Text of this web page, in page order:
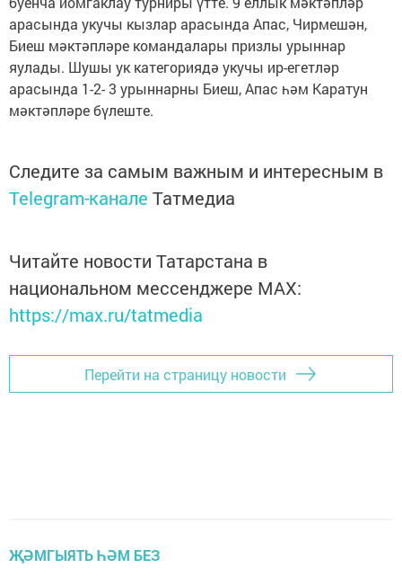
арасында укучы кызлар арасында Апас, Чирмешән,
Биеш мәктәпләре командалары призлы урыннар
яулады. Шушы ук категориядә укучы ир-егетләр
арасында 1-2- 3 урыннарны Биеш, Апас һәм Каратун
мәктәпләре бүлеште.
Следите за самым важным и интересным в
Telegram-канале Татмедиа
Читайте новости Татарстана в
национальном мессенджере MАХ:
https://max.ru/tatmedia
Перейти на страницу новости
ҖӘМГЫЯТЬ ҺӘМ БЕЗ